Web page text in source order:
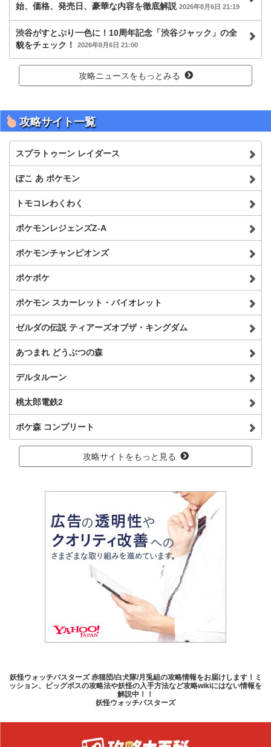
始、価格、発売日、豪華な内容を徹底解説 2026年8月6日 21:19
渋谷がすとぷり一色に！10周年記念「渋谷ジャック」の全
貌をチェック！
2026年8月6日 21:00
攻略ニュースをもっとみる
攻略サイト一覧
スプラトゥーン レイダース
ぽこ あ ポケモン
トモコレわくわく
ポケモンレジェンズZ-A
ポケモンチャンピオンズ
ポケポケ
ポケモン スカーレット・バイオレット
ゼルダの伝説 ティアーズオブザ・キングダム
あつまれ どうぶつの森
デルタルーン
桃太郎電鉄2
ポケ森 コンプリート
攻略サイトをもっと見る
妖怪ウォッチバスターズ 赤猫団/白犬隊/月兎組の攻略情報をお届けします！ミ
ッション、ビッグボスの攻略法や妖怪の入手方法など攻略wikiにはない情報を
解説中！！
妖怪ウォッチバスターズ